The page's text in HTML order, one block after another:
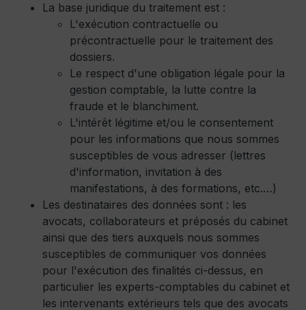
La base juridique du traitement est :
L'exécution contractuelle ou
précontractuelle pour le traitement des
dossiers.
Le respect d'une obligation légale pour la
gestion comptable, la lutte contre la
fraude et le blanchiment.
L'intérêt légitime et/ou le consentement
pour les informations que nous sommes
susceptibles de vous adresser (lettres
d'information, invitation à des
manifestations, à des formations, etc.…)
Les destinataires des données sont : les
avocats, collaborateurs et préposés du cabinet
ainsi que des tiers auxquels nous sommes
susceptibles de communiquer vos données
pour l'exécution des finalités ci-dessus, en
particulier les experts-comptables du cabinet et
les intervenants extérieurs tels que des avocats